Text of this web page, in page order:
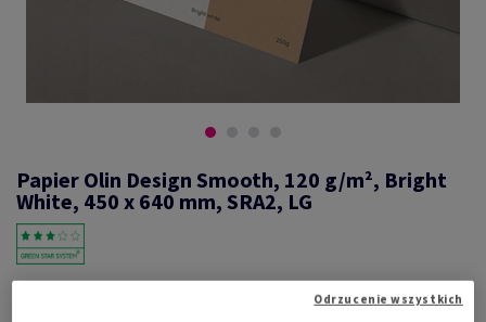
Papier Olin Design Smooth, 120 g/m², Bright
White, 450 x 640 mm, SRA2, LG
Odrzucenie wszystkich